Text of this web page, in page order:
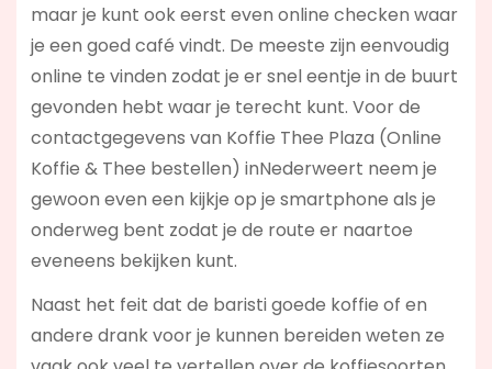
maar je kunt ook eerst even online checken waar
je een goed café vindt. De meeste zijn eenvoudig
online te vinden zodat je er snel eentje in de buurt
gevonden hebt waar je terecht kunt. Voor de
contactgegevens van Koffie Thee Plaza (Online
Koffie & Thee bestellen) inNederweert neem je
gewoon even een kijkje op je smartphone als je
onderweg bent zodat je de route er naartoe
eveneens bekijken kunt.
Naast het feit dat de baristi goede koffie of en
andere drank voor je kunnen bereiden weten ze